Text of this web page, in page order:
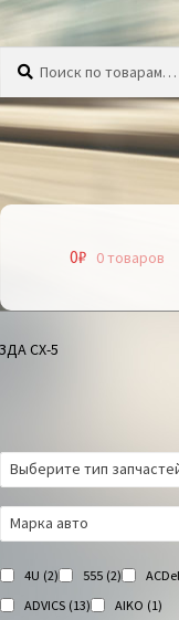
0₽ 0 товаров
СХ-5
Выберите тип
Марка авто
4U (2) 555 (2)
ADVICS (13) AIKO (1)